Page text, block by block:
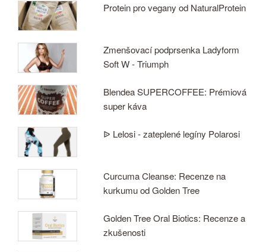
Protein pro vegany od NaturalProtein
Zmenšovací podprsenka Ladyform
Soft W - Triumph
Blendea SUPERCOFFEE: Prémiová
super káva
ᐉ Lelosi - zateplené legíny Polarosi
Curcuma Cleanse: Recenze na
kurkumu od Golden Tree
Golden Tree Oral Biotics: Recenze a
zkušenosti